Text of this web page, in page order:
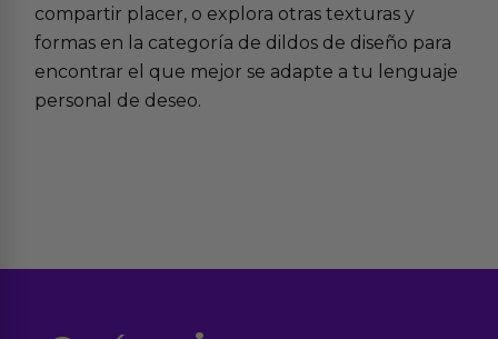
compartir placer, o explora otras texturas y
formas en la categoría de dildos de diseño para
encontrar el que mejor se adapte a tu lenguaje
personal de deseo.